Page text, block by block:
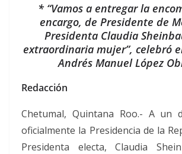
* “Vamos a entregar la
encargo, de Presidente de
Presidenta Claudia
extraordinaria mujer”, celebró
Andrés Manuel López
Redacción
Chetumal, Quintana Roo.- A un
oficialmente la Presidencia de la
Presidenta electa, Claudia